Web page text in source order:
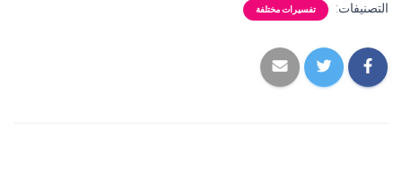
التصنيفات: تفسيرات مختلفة